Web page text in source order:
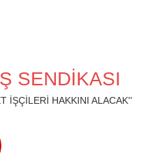
SENDİKASI
İŞÇİLERİ HAKKINI ALACAK''